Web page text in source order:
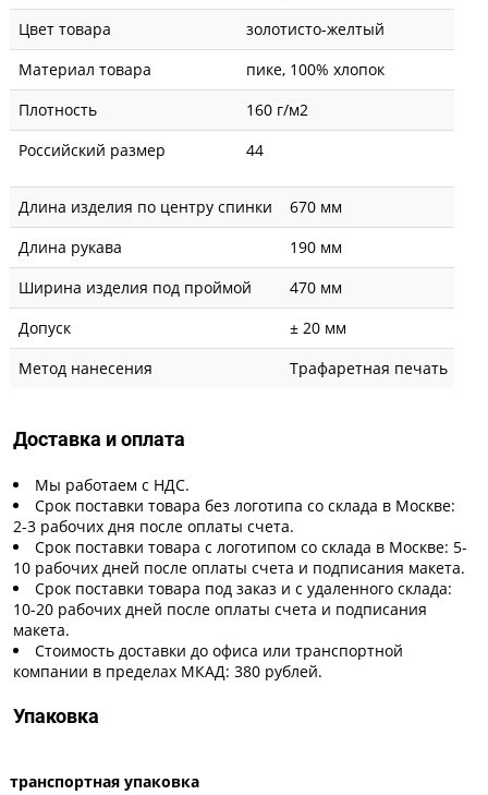
Цвет товара
золотисто-желтый
Материал товара
пике, 100% хлопок
Плотность
160 г/м2
Российский размер
44
Длина изделия по центру спинки
670 мм
Длина рукава
190 мм
Ширина изделия под проймой
470 мм
Допуск
± 20 мм
Метод нанесения
Трафаретная печать
Доставка и оплата
Мы работаем с НДС.
Срок поставки товара без логотипа со склада в Москве:
2-3 рабочих дня после оплаты счета.
Срок поставки товара с логотипом со склада в Москве: 5-
10 рабочих дней после оплаты счета и подписания макета.
Срок поставки товара под заказ и с удаленного склада:
10-20 рабочих дней после оплаты счета и подписания
макета.
Стоимость доставки до офиса или транспортной
компании в пределах МКАД: 380 рублей.
Упаковка
транспортная упаковка